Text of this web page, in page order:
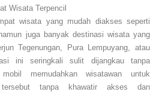
Wisata Terpencil
wisata yang mudah diakses seperti
juga banyak destinasi wisata yang
Tegenungan, Pura Lempuyang, atau
ini seringkali sulit dijangkau tanpa
memudahkan wisatawan untuk
tersebut tanpa khawatir akses dan